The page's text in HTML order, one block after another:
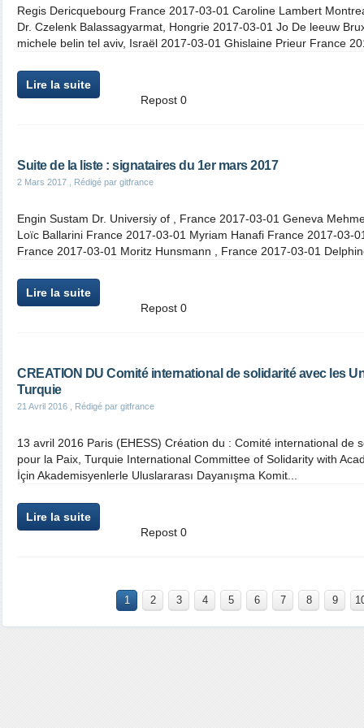
Regis Dericquebourg France 2017-03-01 Caroline Lambert
Dr. Czelenk Balassagyarmat, Hongrie 2017-03-01 Jo De leeuw
michele belin tel aviv, Israël 2017-03-01 Ghislaine Prieur France
Lire la suite
Repost 0
Suite de la liste : signataires du 1er mars 2017
2 Mars 2017 , Rédigé par gitfrance
Engin Sustam Dr. Universiy of , France 2017-03-01 Geneva
Loïc Ballarini France 2017-03-01 Myriam Hanafi France 2017-03-
France 2017-03-01 Moritz Hunsmann , France 2017-03-01
Lire la suite
Repost 0
CREATION DU Comité international de solidarité avec les
Turquie
21 Avril 2016 , Rédigé par gitfrance
13 avril 2016 Paris (EHESS) Création du : Comité international de
pour la Paix, Turquie International Committee of Solidarity with
İçin Akademisyenlerle Uluslararası Dayanışma Komit...
Lire la suite
Repost 0
1 2 3 4 5 6 7 8 9